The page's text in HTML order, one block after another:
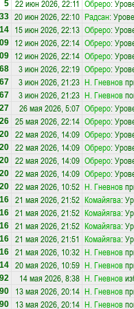
5 22 июн 2026, 22:11 Обреро:
20 июн 2026, 22:10 Радсан:
15 июн 2026, 22:13 Обреро:
12 июн 2026, 22:14 Обреро:
12 июн 2026, 22:14 Обреро:
3 июн 2026, 22:19 Обреро:
3 июн 2026, 21:23 Н. Гневнов
3 июн 2026, 21:23 Н. Гневнов
26 мая 2026, 5:07 Обреро:
25 мая 2026, 22:14 Обреро:
22 мая 2026, 14:09 Обреро:
22 мая 2026, 14:09 Обреро:
22 мая 2026, 14:09 Обреро:
22 мая 2026, 14:09 Обреро:
22 мая 2026, 10:52 Н. Гневнов
21 мая 2026, 21:52 Комайягва:
21 мая 2026, 21:52 Комайягва:
21 мая 2026, 21:52 Комайягва:
21 мая 2026, 21:51 Комайягва:
21 мая 2026, 10:32 Н. Гневнов
20 мая 2026, 10:59 Н. Гневнов
14 мая 2026, 8:38 Н. Гневнов
13 мая 2026, 20:14 Н. Гневнов
13 мая 2026, 20:14 Н. Гневнов